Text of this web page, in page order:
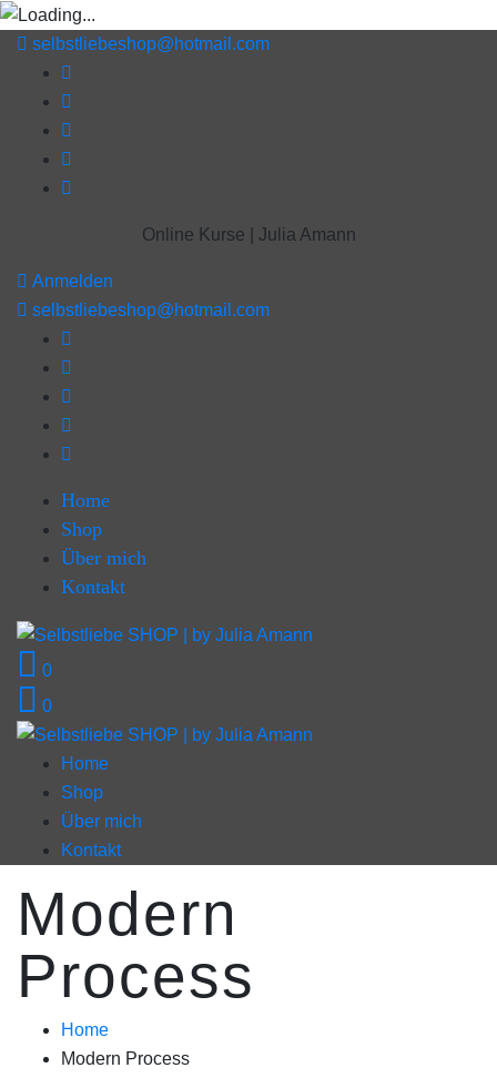
selbstliebeshop@hotmail.com
Online Kurse | Julia Amann
Anmelden
selbstliebeshop@hotmail.com
Home
Shop
Über mich
Kontakt
0
0
Home
Shop
Über mich
Kontakt
Modern
Process
Home
Modern Process